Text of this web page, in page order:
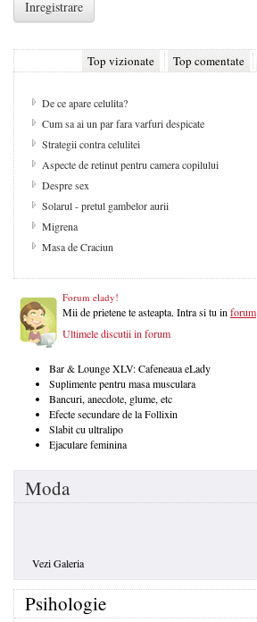
Top vizionate Top comentate
De ce apare celulita?
Cum sa ai un par fara varfuri despicate
Strategii contra celulitei
Aspecte de retinut pentru camera copilului
Despre sex
Solarul - pretul gambelor aurii
Migrena
Masa de Craciun
Forum elady!
Mii de prietene te asteapta. Intra si tu in forum
Ultimele discutii in forum
Bar & Lounge XLV: Cafeneaua eLady
Suplimente pentru masa musculara
Bancuri, anecdote, glume, etc
Efecte secundare de la Follixin
Slabit cu ultralipo
Ejaculare feminina
Moda
Vezi Galeria
Psihologie